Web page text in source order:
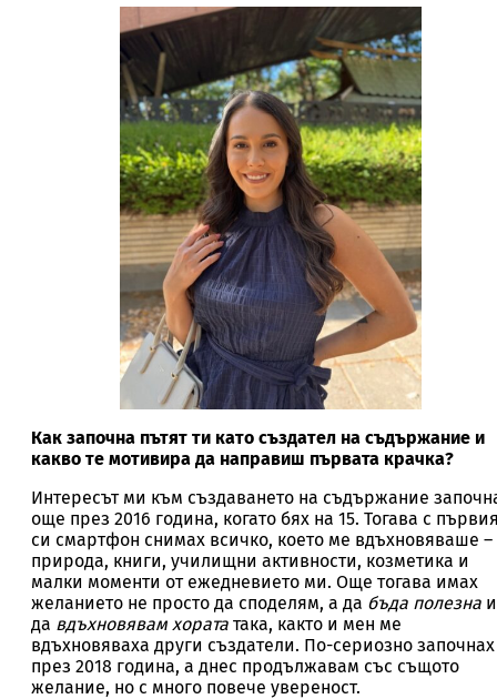
Как започна пътят ти като създател на съдържание и
какво те мотивира да направиш първата крачка?
Интересът ми към създаването на съдържание
още през 2016 година, когато бях на 15. Тогава с
си смартфон снимах всичко, което ме вдъхновяваше –
природа, книги, училищни активности, козметика и
малки моменти от ежедневието ми. Още тогава имах
желанието не просто да споделям, а да бъда полезна и
да вдъхновявам хората така, както и мен ме
вдъхновяваха други създатели. По-сериозно започнах
през 2018 година, а днес продължавам със същото
желание, но с много повече увереност.